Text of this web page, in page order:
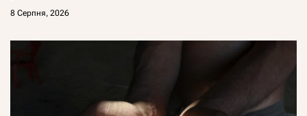
8 Серпня, 2026